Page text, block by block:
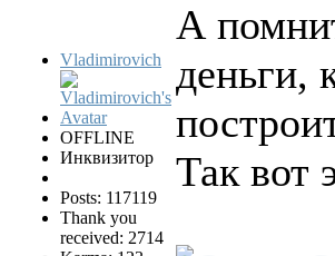
Vladimirovich
OFFLINE
Инквизитор
Posts: 117119
Thank you
received: 2714
А
деньги,
Так вот